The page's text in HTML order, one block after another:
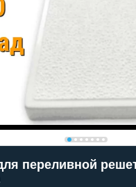
переливной